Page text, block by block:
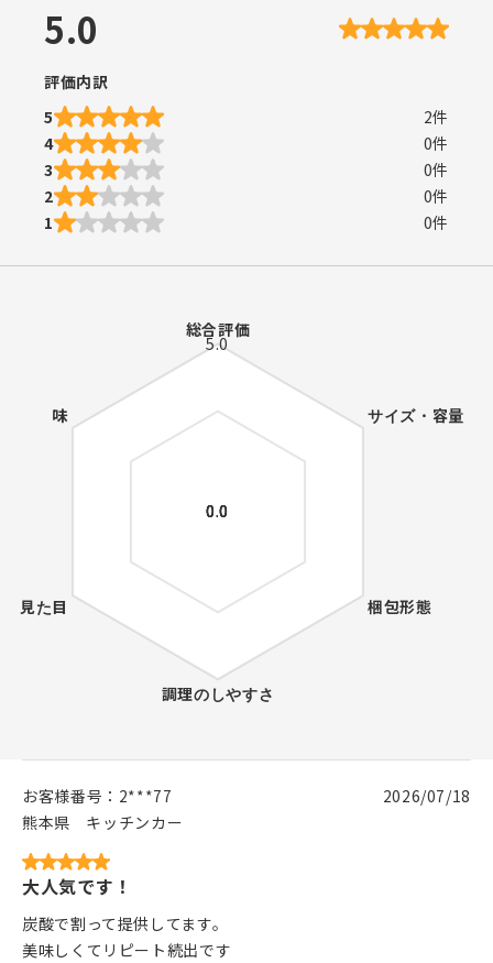
5.0
評価内訳
5
2件
4
0件
3
0件
2
0件
1
0件
お客様番号： 2***77
熊本県
キッチンカー
2026/07/18
大人気です！
炭酸で割って提供してます。
美味しくてリピート続出です